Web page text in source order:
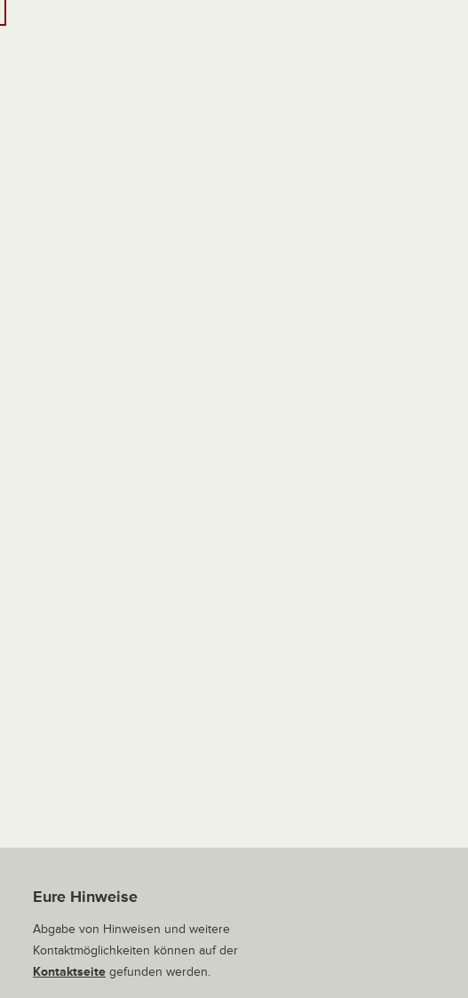
Eure Hinweise
Abgabe von Hinweisen und weitere
Kontaktmöglichkeiten können auf der
Kontaktseitegefunden werden.